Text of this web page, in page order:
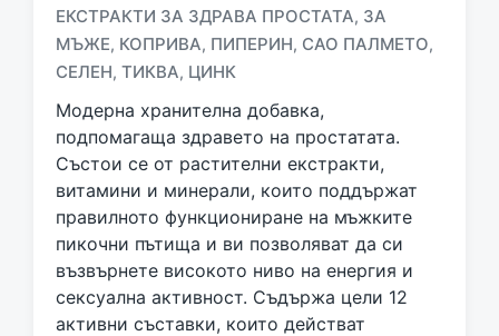
T
a
g
e
d
w
h
ЕКСТРАКТИ ЗА ЗДРАВА ПРОСТАТА, ЗА
МЪЖЕ, КОПРИВА, ПИПЕРИН, САО ПАЛМЕТО,
СЕЛЕН, ТИКВА, ЦИНК
Модерна хранителна добавка,
подпомагаща здравето на простатата.
Състои се от растителни екстракти,
витамини и минерали, които поддържат
правилното функциониране на мъжките
пикочни пътища и ви позволяват да си
възвърнете високото ниво на енергия и
сексуална активност. Съдържа цели 12
активни съставки, които действат